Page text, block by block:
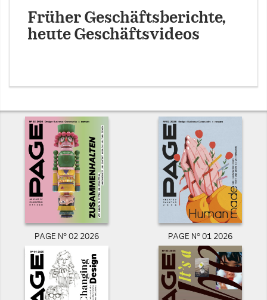
Früher Geschäftsberichte,
heute Geschäftsvideos
PAGE N° 02 2026 PAGE N° 01 2026